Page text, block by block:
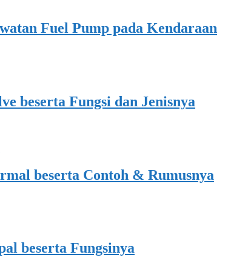
Fuel Pump pada Kendaraan
beserta Fungsi dan Jenisnya
beserta Contoh & Rumusnya
beserta Fungsinya